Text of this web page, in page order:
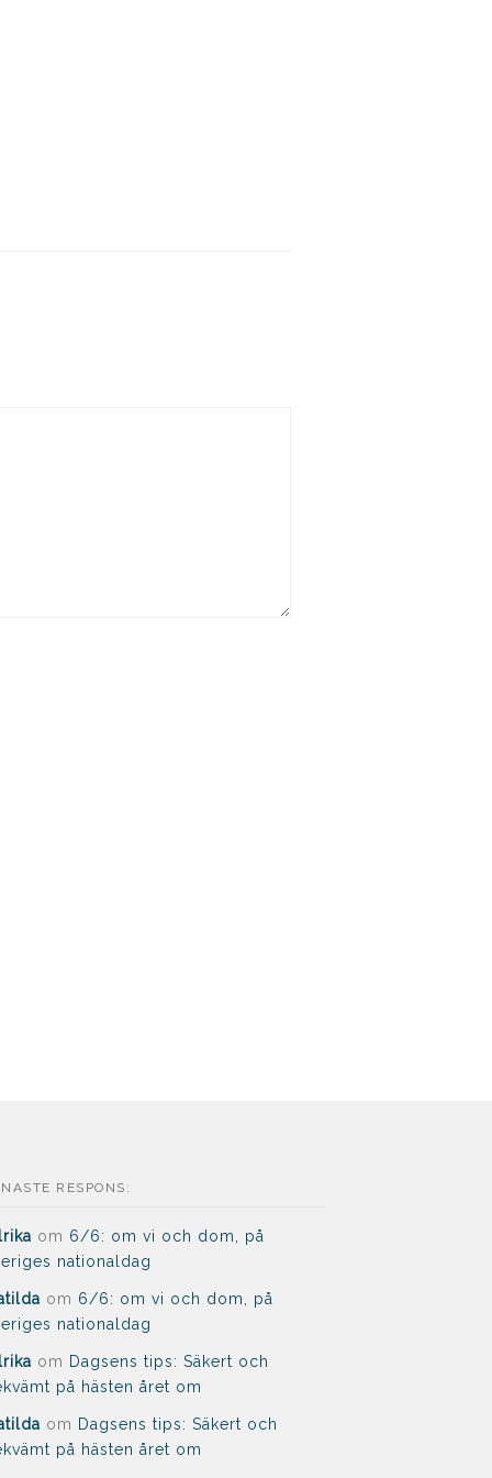
RESPONS:
om 6/6: om vi och dom, på
nationaldag
om 6/6: om vi och dom, på
nationaldag
om Dagsens tips: Säkert och
på hästen året om
om Dagsens tips: Säkert och
på hästen året om